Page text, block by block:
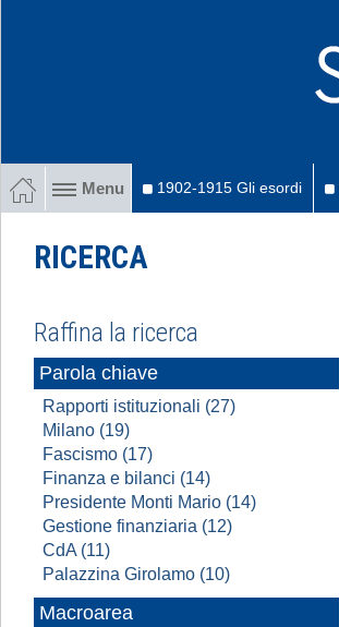
Menu 1902-1915 Gli esordi
RICERCA
Raffina la ricerca
Parola chiave
Rapporti istituzionali (27)
Milano (19)
Fascismo (17)
Finanza e bilanci (14)
Presidente Monti Mario (14)
Gestione finanziaria (12)
CdA (11)
Palazzina Girolamo (10)
Macroarea